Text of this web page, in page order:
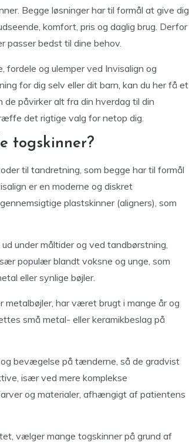
Begge løsninger har til formål at give dig
komfort, pris og daglig brug. Derfor
bedst til dine behov.
fordele og ulemper ved Invisalign og
for dig selv eller dit barn, kan du her få et
påvirker alt fra din hverdag til din
det rigtige valg for netop dig.
togskinner?
til tandretning, som begge har til formål
er en moderne og diskret
plastskinner (aligners), som
under måltider og ved tandbørstning,
populær blandt voksne og unge, som
eller synlige bøjler.
metalbøjler, har været brugt i mange år og
små metal- eller keramikbeslag på
bevægelse på tænderne, så de gradvist
især ved mere komplekse
og materialer, afhængigt af patientens
vælger mange togskinner på grund af